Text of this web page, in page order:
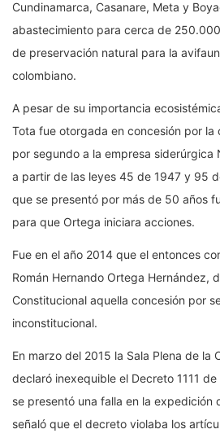
Cundinamarca, Casanare, Meta y
abastecimiento para cerca de
de preservación natural para la
colombiano.
A pesar de su importancia
Tota fue otorgada en concesión por
por segundo a la empresa siderúrgica
a partir de las leyes 45 de 1947 y 95
que se presentó por más de 50 años
para que Ortega iniciara acciones.
Fue en el año 2014 que el entonces
Román Hernando Ortega Hernández,
Constitucional aquella concesión por
inconstitucional.
En marzo del 2015 la Sala Plena de la
declaró inexequible el Decreto 1111
se presentó una falla en la expedición
señaló que el decreto violaba los